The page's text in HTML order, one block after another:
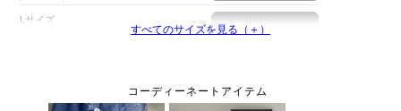
Lサイズ
すべてのサイズを見る（＋）